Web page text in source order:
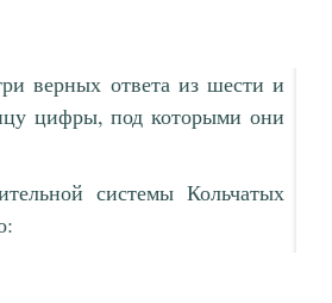
верных ответа из шести и
цифры, под которыми они
системы Кольчатых